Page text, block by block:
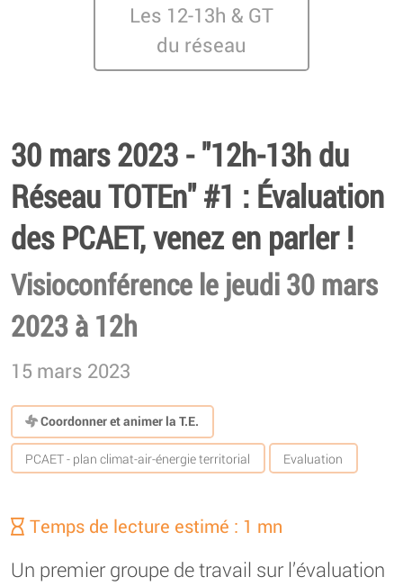
Les 12-13h & GT
du réseau
30 mars 2023 - "12h-13h du
Réseau TOTEn" #1 : Évaluation
des PCAET, venez en parler !
Visioconférence le jeudi 30 mars
2023 à 12h
15 mars 2023
Coordonner et animer la T.E.
PCAET - plan climat-air-énergie territorial Evaluation
Temps de lecture estimé : 1 mn
Un premier groupe de travail sur l’évaluation